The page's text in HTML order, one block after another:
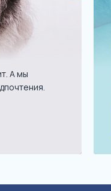
А мы